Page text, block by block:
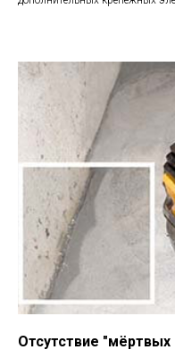
Отсутствие